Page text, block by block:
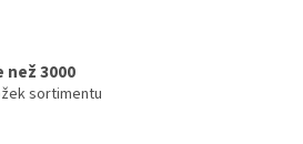
než 3000
sortimentu